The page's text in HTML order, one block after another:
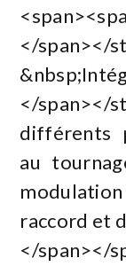
</
</
différents
au
raccord et
</span></